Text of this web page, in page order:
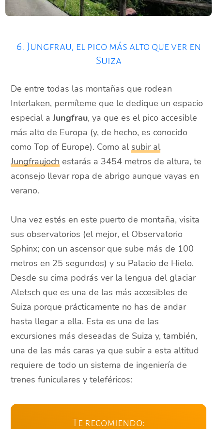
6. Jungfrau, el pico más alto que ver en
Suiza
De entre todas las montañas que rodean
Interlaken, permíteme que le dedique un espacio
especial aJungfrau, ya que es el pico accesible
más alto de Europa (y, de hecho, es conocido
como Top of Europe). Como al subir al
Jungfraujoch estarás a 3454 metros de altura, te
aconsejo llevar ropa de abrigo aunque vayas en
verano.
Una vez estés en este puerto de montaña, visita
sus observatorios (el mejor, el Observatorio
Sphinx; con un ascensor que sube más de 100
metros en 25 segundos) y su Palacio de Hielo.
Desde su cima podrás ver la lengua del glaciar
Aletsch que es una de las más accesibles de
Suiza porque prácticamente no has de andar
hasta llegar a ella. Esta es una de las
excursiones más deseadas de Suiza y, también,
una de las más caras ya que subir a esta altitud
requiere de todo un sistema de ingeniería de
trenes funiculares y teleféricos:
Te recomiendo: